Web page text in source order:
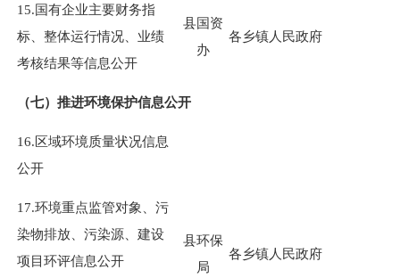
15.国有企业主要财务指
标、整体运行情况、业绩
考核结果等信息公开
县国资
办
各乡镇人民政府
（七）推进环境保护信息公开
16.区域环境质量状况信息
公开
县环保
局
各乡镇人民政府
17.环境重点监管对象、污
染物排放、污染源、建设
项目环评信息公开